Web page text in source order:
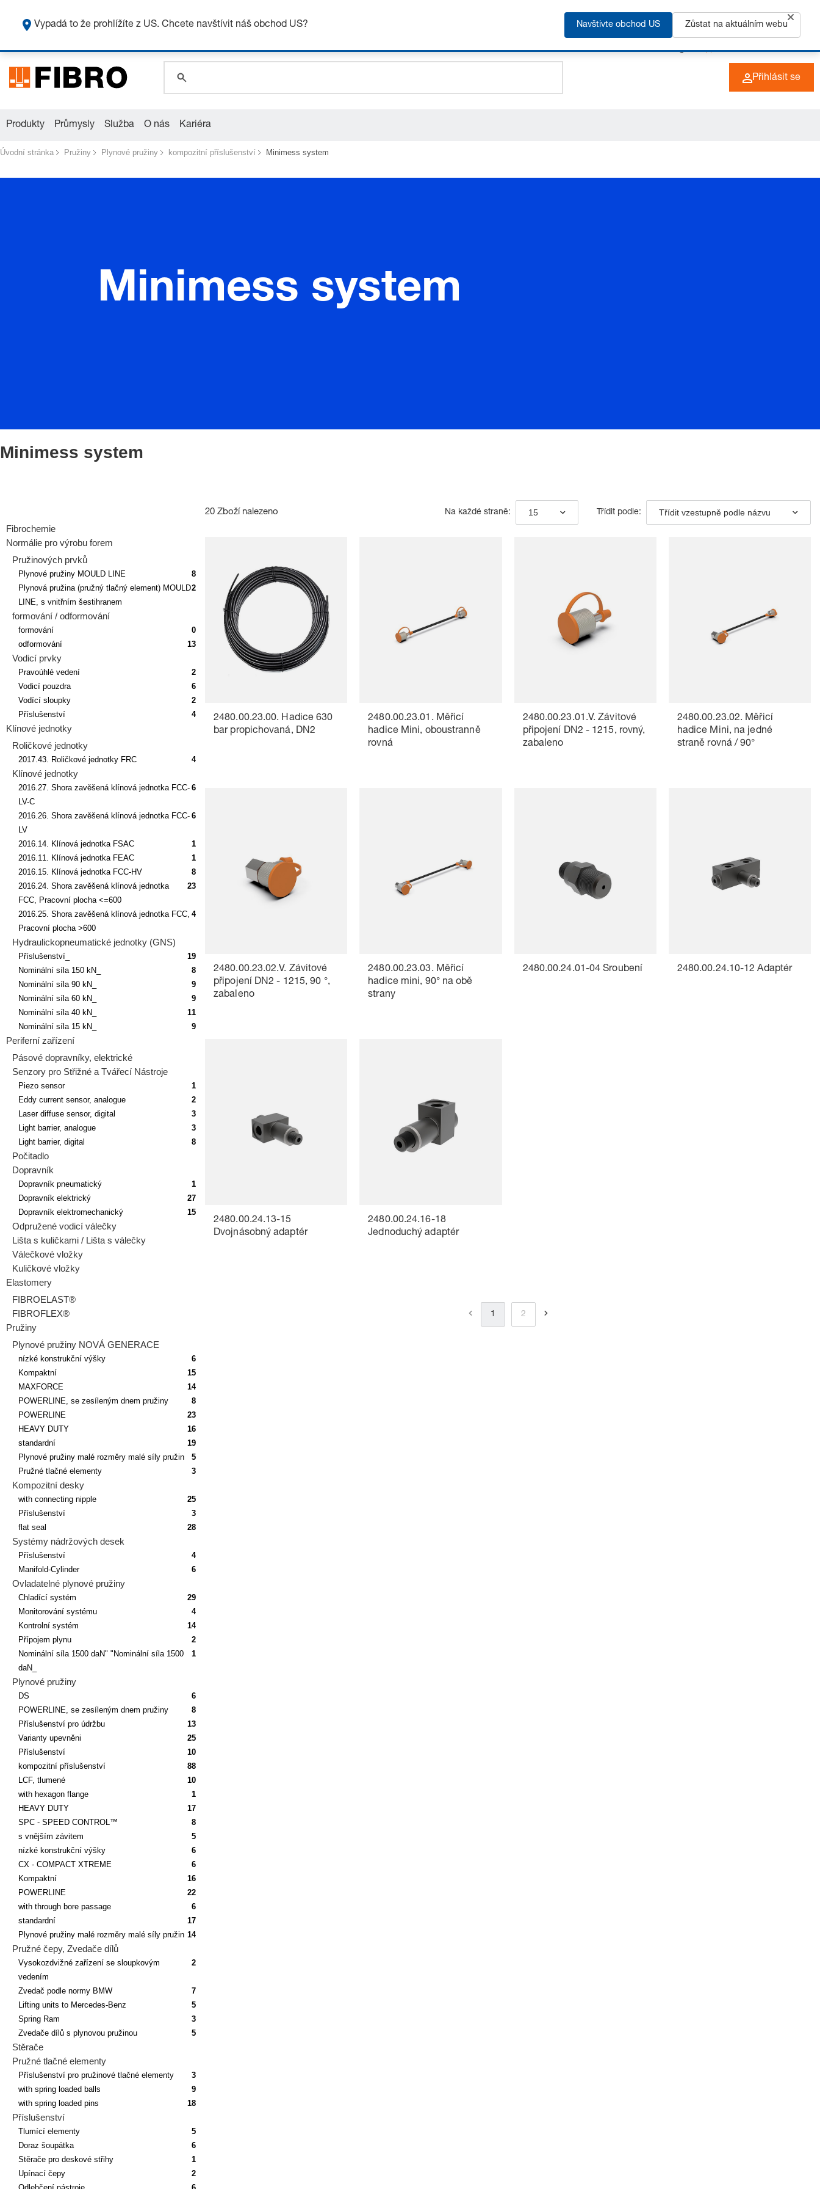
+49 (0) 6266 73-0 CZ
global.search.placeholder.name
global.search.placeholder.category
Přihlásit se
Produkty Průmysly Služba O nás Kariéra
Úvodní stránka Pružiny Plynové pružiny kompozitní příslušenství Minimess system
Minimess system
Minimess system
Fibrochemie
Normálie pro výrobu forem
Pružinových prvků
Plynové pružiny MOULD LINE
8
Plynová pružina (pružný tlačný element) MOULD
LINE, s vnitřním šestihranem
2
formování / odformování
formování
0
odformování
13
Vodicí prvky
Pravoúhlé vedení
2
Vodicí pouzdra
6
Vodící sloupky
2
Příslušenství
4
Klínové jednotky
Roličkové jednotky
2017.43. Roličkové jednotky FRC 4
Klínové jednotky
2016.27. Shora zavěšená klínová jednotka FCC-
LV-C
6
2016.26. Shora zavěšená klínová jednotka FCC-
LV
6
2016.14. Klínová jednotka FSAC
1
2016.11. Klínová jednotka FEAC
1
2016.15. Klínová jednotka FCC-HV
8
2016.24. Shora zavěšená klínová jednotka
FCC, Pracovní plocha <=600
23
2016.25. Shora zavěšená klínová jednotka FCC,
Pracovní plocha >600
4
Hydraulickopneumatické jednotky (GNS)
Příslušenství_
19
Nominální síla 150 kN_
8
Nominální síla 90 kN_
9
Nominální síla 60 kN_
9
Nominální síla 40 kN_
11
Nominální síla 15 kN_
9
Periferní zařízení
Pásové dopravníky, elektrické
Senzory pro Střižné a Tvářecí Nástroje
Piezo sensor
1
Eddy current sensor, analogue
2
Laser diffuse sensor, digital
3
Light barrier, analogue
3
Light barrier, digital
8
Počitadlo
Dopravník
Dopravník pneumatický
1
Dopravník elektrický
27
Dopravník elektromechanický
15
Odpružené vodicí válečky
Lišta s kuličkami / Lišta s válečky
Válečkové vložky
Kuličkové vložky
Elastomery
FIBROELAST®
FIBROFLEX®
Pružiny
Plynové pružiny NOVÁ GENERACE
nízké konstrukční výšky
6
Kompaktní
15
MAXFORCE
14
POWERLINE, se zesíleným dnem pružiny
8
POWERLINE
23
HEAVY DUTY
16
standardní
19
Plynové pružiny malé rozměry malé síly pružin
5
Pružné tlačné elementy
3
Kompozitní desky
with connecting nipple
25
Příslušenství
3
flat seal
28
Systémy nádržových desek
Příslušenství
4
Manifold-Cylinder
6
Ovladatelné plynové pružiny
Chladící systém
29
Monitorování systému
4
Kontrolní systém
14
Přípojem plynu
2
Nominální síla 1500 daN" "Nominální síla 1500
daN_
1
Plynové pružiny
DS
6
POWERLINE, se zesíleným dnem pružiny
8
Příslušenství pro údržbu
13
Varianty upevněni
25
Příslušenství
10
kompozitní příslušenství
88
LCF, tlumené
10
with hexagon flange
1
HEAVY DUTY
17
SPC - SPEED CONTROL™
8
s vnějším závitem
5
nízké konstrukční výšky
6
CX - COMPACT XTREME
6
Kompaktní
16
POWERLINE
22
with through bore passage
6
standardní
17
Plynové pružiny malé rozměry malé síly pružin 14
Pružné čepy, Zvedače dílů
Vysokozdvižné zařízení se sloupkovým
vedením
2
Zvedač podle normy BMW
7
Lifting units to Mercedes-Benz
5
Spring Ram
3
Zvedače dílů s plynovou pružinou
5
Stěrače
Pružné tlačné elementy
Příslušenství pro pružinové tlačné elementy
3
with spring loaded balls
9
with spring loaded pins
18
Příslušenství
Tlumící elementy
5
Doraz šoupátka
6
Stěrače pro deskové střihy
1
Upínací čepy
2
20 Zboží nalezeno Na každé straně: 15 Třídit podle: Třídit vzestupně podle názvu
2480.00.23.00. Hadice 630
bar propichovaná, DN2
2480.00.23.01. Měřicí
hadice Mini, oboustranně
rovná
2480.00.23.01.V. Závitové
připojení DN2 - 1215, rovný,
zabaleno
2480.00.23.02. Měřicí
hadice Mini, na jedné
straně rovná / 90°
2480.00.23.02.V. Závitové
připojení DN2 - 1215, 90 °,
zabaleno
2480.00.23.03. Měřicí
hadice mini, 90° na obě
strany
2480.00.24.01-04 Šroubení 2480.00.24.10-12 Adaptér
2480.00.24.13-15
Dvojnásobný adaptér
2480.00.24.16-18
Jednoduchý adaptér
1 2
Vypadá to že prohlížíte z US. Chcete navštívit náš obchod US? Navštivte obchod US Zůstat na aktuálním webu